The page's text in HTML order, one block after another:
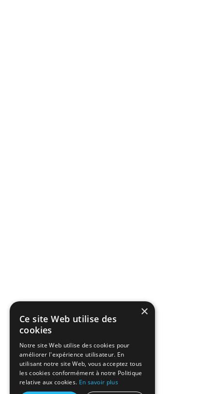
×
Ce site Web utilise des
cookies
Notre site Web utilise des cookies pour
améliorer l'expérience utilisateur. En
utilisant notre site Web, vous acceptez tous
les cookies conformément à notre Politique
relative aux cookies. En savoir plus